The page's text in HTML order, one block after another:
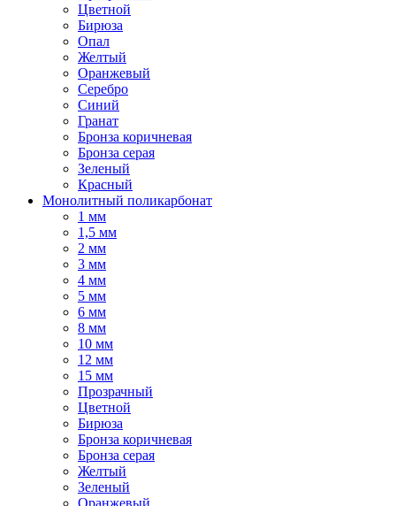
Цветной
Бирюза
Опал
Желтый
Оранжевый
Серебро
Синий
Гранат
Бронза коричневая
Бронза серая
Зеленый
Красный
Монолитный поликарбонат
1 мм
1,5 мм
2 мм
3 мм
4 мм
5 мм
6 мм
8 мм
10 мм
12 мм
15 мм
Прозрачный
Цветной
Бирюза
Бронза коричневая
Бронза серая
Желтый
Зеленый
Оранжевый